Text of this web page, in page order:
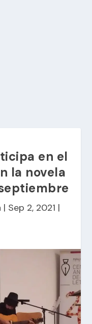
en el
la novela
| Sep 2, 2021 |